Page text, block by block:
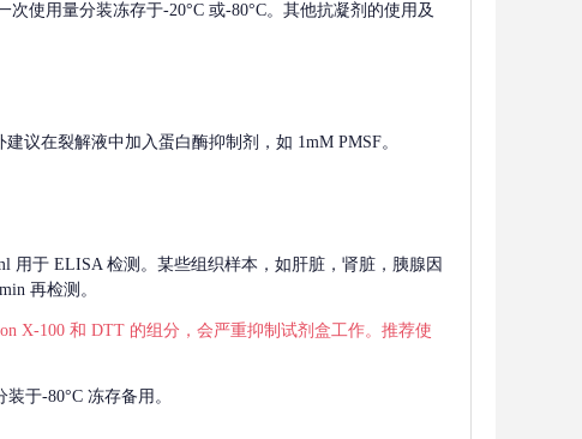
使用量分装冻存于-20°C 或-80°C。其他抗凝剂的使用及
议在裂解液中加入蛋白酶抑制剂，如 1mM PMSF。
用于 ELISA 检测。某些组织样本，如肝脏，肾脏，胰腺因
再检测。
X-100 和 DTT 的组分，会严重抑制试剂盒工作。推荐使
于-80°C 冻存备用。